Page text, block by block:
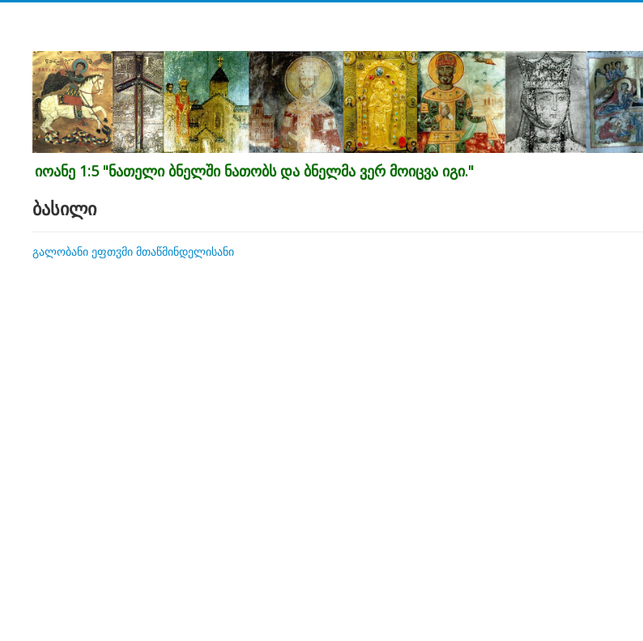
იოანე 1:5 "ნათელი ბნელში ნათობს და ბნელმა ვერ მოიცვა იგი."
ბასილი
გალობანი ეფთჳმი მთაწმინდელისანი